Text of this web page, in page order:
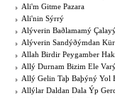
Ali'm Gitme Pazara
Ali'nin Sýrrý
Alýverin Baðlamamý
Alýverin Sandýðýmdan
Allah Birdir Peygamber Hak
Allý Durnam Bizim Ele
Allý Gelin Taþ Baþýný Yol
Allýlar Daldan Dala Ýp